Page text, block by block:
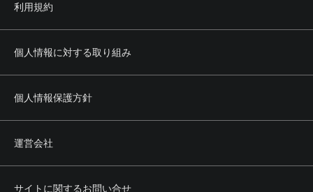
利用規約
個人情報に対する取り組み
個人情報保護方針
運営会社
サイトに関するお問い合せ